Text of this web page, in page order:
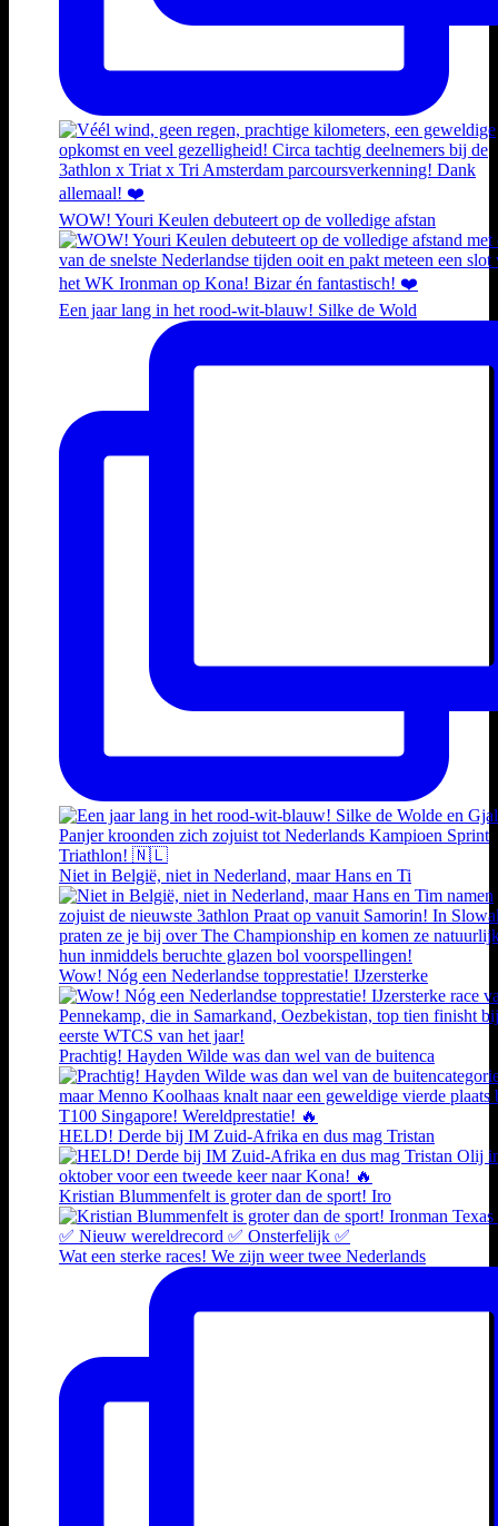
WOW! Youri Keulen debuteert op de volledige afstan
Een jaar lang in het rood-wit-blauw! Silke de Wold
Niet in België, niet in Nederland, maar Hans en Ti
Wow! Nóg een Nederlandse topprestatie! IJzersterke
Prachtig! Hayden Wilde was dan wel van de buitenca
HELD! Derde bij IM Zuid-Afrika en dus mag Tristan
Kristian Blummenfelt is groter dan de sport! Iro
Wat een sterke races! We zijn weer twee Nederlands